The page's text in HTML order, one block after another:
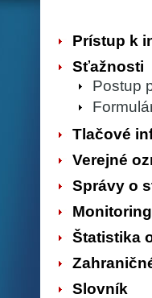
Prístup k
Sťažnosti
Postup
Tlačové
Verejné
Správy o
Štatistika
Slovník